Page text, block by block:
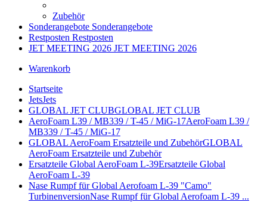
Zubehör
Sonderangebote Sonderangebote
Restposten Restposten
JET MEETING 2026 JET MEETING 2026
Warenkorb
Startseite
JetsJets
GLOBAL JET CLUBGLOBAL JET CLUB
AeroFoam L39 / MB339 / T-45 / MiG-17AeroFoam L39 /
MB339 / T-45 / MiG-17
GLOBAL AeroFoam Ersatzteile und ZubehörGLOBAL
AeroFoam Ersatzteile und Zubehör
Ersatzteile Global AeroFoam L-39Ersatzteile Global
AeroFoam L-39
Nase Rumpf für Global Aerofoam L-39 "Camo"
TurbinenversionNase Rumpf für Global Aerofoam L-39 ...